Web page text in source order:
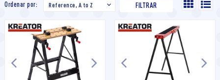
Ordenar por:
Reference, A to Z  FILTRAR